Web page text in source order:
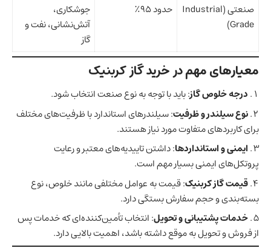
صنعتی (Industrial
Grade)
حدود ۹۵٪
جوشکاری،
آتش‌نشانی، نفت و
گاز
معیارهای مهم در خرید گاز کربنیک
درجه خلوص گاز: باید با توجه به نوع صنعت انتخاب شود.
نوع سیلندر و ظرفیت: سیلندرهای استاندارد با ظرفیت‌های مختلف
برای کاربردهای متفاوت مورد نیاز هستند.
ایمنی و استانداردها: داشتن تاییدیه‌های معتبر و رعایت
پروتکل‌های ایمنی بسیار مهم است.
قیمت گاز کربنیک: قیمت به عوامل مختلفی مانند خلوص، نوع
بسته‌بندی و حجم سفارش بستگی دارد.
خدمات پشتیبانی و تحویل: انتخاب تأمین‌کننده‌ای که خدمات پس
از فروش و تحویل به موقع داشته باشد، اهمیت بالایی دارد.